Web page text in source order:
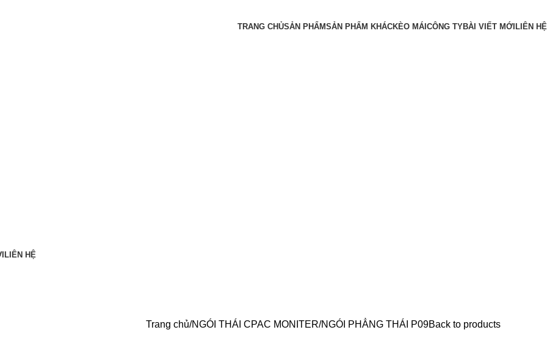
TRANG CHỦSẢN PHẨMSẢN PHẨM KHÁCKÈO MÁI CÔNG TYBÀI VIẾT MỚI LIÊN HỆ
LIÊN HỆ
Trang chủ NGÓI THÁI CPAC MONITER NGÓI PHẲNG THÁI P09Back to products